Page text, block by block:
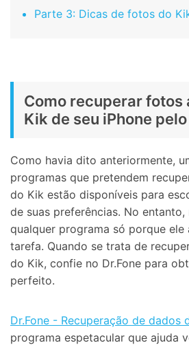
Parte 3: Dicas de fotos do
Como recuperar fotos
Kik de seu iPhone pelo
Como havia dito anteriormente,
programas que pretendem
do Kik estão disponíveis para
de suas preferências. No
qualquer programa só porque ele
tarefa. Quando se trata de
do Kik, confie no Dr.Fone para
perfeito.
Dr.Fone - Recuperação de dados
programa espetacular que ajuda